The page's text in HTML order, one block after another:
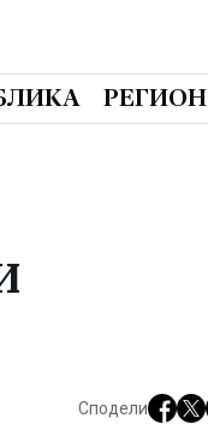
РЕГИОН
Сподели